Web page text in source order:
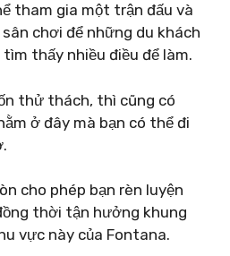
tham gia một trận đấu và
chơi để những du khách
thấy nhiều điều để làm.
thử thách, thì cũng có
ở đây mà bạn có thể đi
cho phép bạn rèn luyện
thời tận hưởng khung
vực này của Fontana.